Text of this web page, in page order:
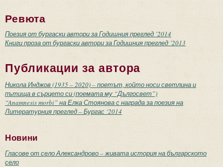
Ревюта
Поезия от бургаски автори за Годишния преглед ’2014
Книги проза от бургаски автори за Годишния преглед ’2013
Публикации за автора
Никола Инджов (1935 – 2020) – поетът, който носи светлина и
пътища в сърцето си (поемата му “Дългосвет”)
“Anamnesis morbi” на Елка Стоянова с награда за поезия на
Литературния преглед – Бургас ‘2014
Новини
Гласове от село Александрово – живата история на българското
село